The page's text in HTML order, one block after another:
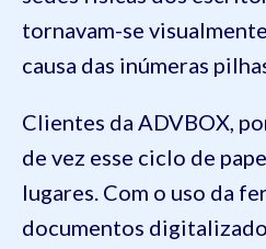
tornavam-se
causa das inúmeras
Clientes da ADVBOX,
de vez esse ciclo de
lugares. Com o uso da
documentos